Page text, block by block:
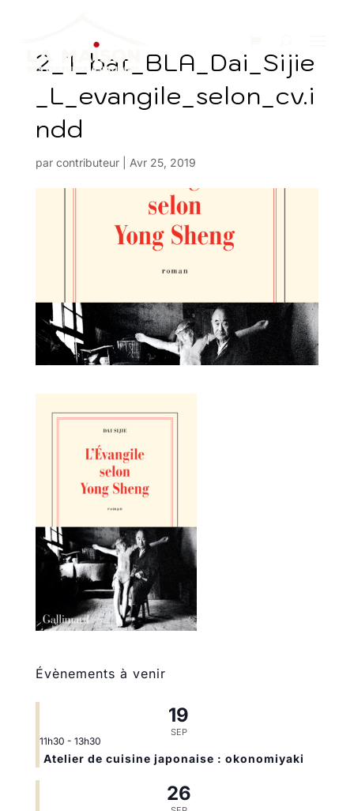
2_1_bat_BLA_Dai_Sijie
_L_evangile_selon_cv.i
ndd
par contributeur| Avr 25, 2019
Évènements à venir
19
SEP
11h30 - 13h30
Atelier de cuisine japonaise : okonomiyaki
26